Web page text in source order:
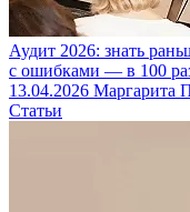
Аудит 2026: знать
с ошибками — в 100
13.04.2026 Маргарита
Статьи